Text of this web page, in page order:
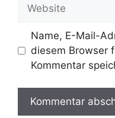
Name, E-Mail-
diesem Browser
Kommentar